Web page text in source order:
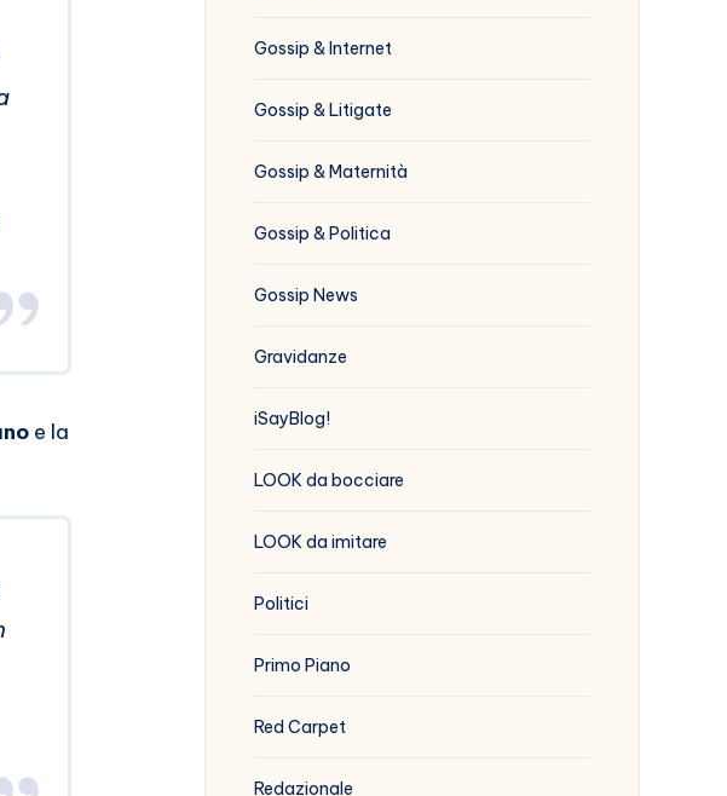
e la
Gossip & Internet
Gossip & Litigate
Gossip & Maternità
Gossip & Politica
Gossip News
Gravidanze
iSayBlog!
LOOK da bocciare
LOOK da imitare
Politici
Primo Piano
Red Carpet
Redazionale